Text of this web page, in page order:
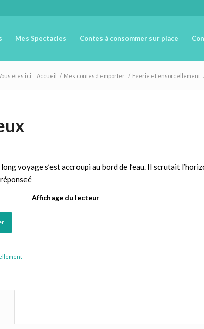
Mes Spectacles Contes à consommer sur place
êtes ici : Accueil / Mes contes à emporter / Féerie et ensorcellement
voyage s’est accroupi au bord de l’eau. Il scrutait
Affichage du lecteur